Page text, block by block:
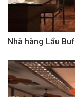
Nhà hàng Lẩu